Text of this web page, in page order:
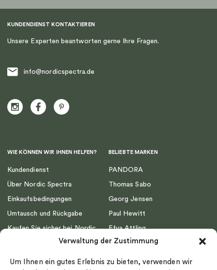
Verwaltung der Zustimmung
Um Ihnen ein gutes Erlebnis zu bieten, verwenden wir
KUNDENDIENST KONTAKTIEREN
Unsere Experten beantworten gerne Ihre Fragen.
info@nordicspectra.de
WIE KÖNNEN WIR IHNEN HELFEN?
Kundendienst
Über Nordic Spectra
Einkaufsbedingungen
Umtausch und Rückgabe
Kaufen Sie sicher bei Nordic
Impressum
BELIEBTE MARKEN
PANDORA
Thomas Sabo
Georg Jensen
Paul Hewitt
Efva Attling
Emma Israelsson
Drakenberg Sjölin